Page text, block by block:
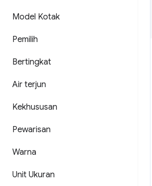
Model Kotak
Pemilih
Bertingkat
Air terjun
Kekhususan
Pewarisan
Warna
Unit Ukuran